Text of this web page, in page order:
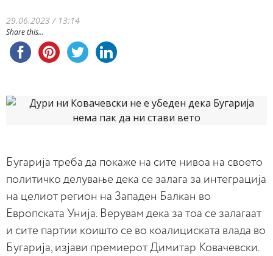
29.06.2023 / 13:14
Share this...
Бугарија треба да покаже на сите нивоа на своето
политичко делување дека се залага за интеграција
на целиот регион на Западен Балкан во
Европската Унија. Верувам дека за тоа се залагаат
и сите партии коишто се во коалициската влада во
Бугарија, изјави премиерот Димитар Ковачевски.